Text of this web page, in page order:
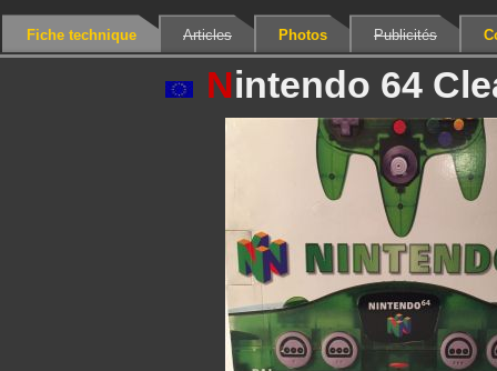
Fiche technique Articles Photos Publicités
Nintendo 64